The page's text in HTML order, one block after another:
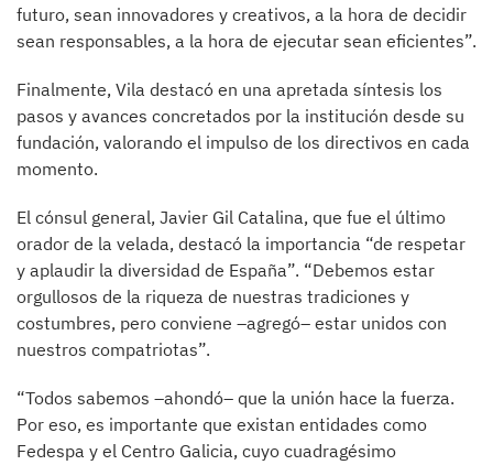
futuro, sean innovadores y creativos, a la hora de decidir
sean responsables, a la hora de ejecutar sean eficientes”.
Finalmente, Vila destacó en una apretada síntesis los
pasos y avances concretados por la institución desde su
fundación, valorando el impulso de los directivos en cada
momento.
El cónsul general, Javier Gil Catalina, que fue el último
orador de la velada, destacó la importancia “de respetar
y aplaudir la diversidad de España”. “Debemos estar
orgullosos de la riqueza de nuestras tradiciones y
costumbres, pero conviene –agregó– estar unidos con
nuestros compatriotas”.
“Todos sabemos –ahondó– que la unión hace la fuerza.
Por eso, es importante que existan entidades como
Fedespa y el Centro Galicia, cuyo cuadragésimo